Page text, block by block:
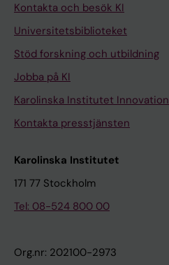
Kontakta och besök KI
Universitetsbiblioteket
Stöd forskning och utbildning
Jobba på KI
Karolinska Institutet Innovation
Kontakta presstjänsten
Karolinska Institutet
171 77 Stockholm
Tel: 08-524 800 00
Org.nr: 202100-2973